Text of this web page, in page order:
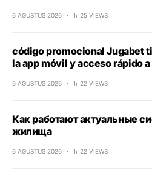
6 AGUSTUS 2026 25 VIEWS
código promocional Jugabet
la app móvil y acceso rápido a
6 AGUSTUS 2026 22 VIEWS
Как работают актуальные
жилища
6 AGUSTUS 2026 22 VIEWS